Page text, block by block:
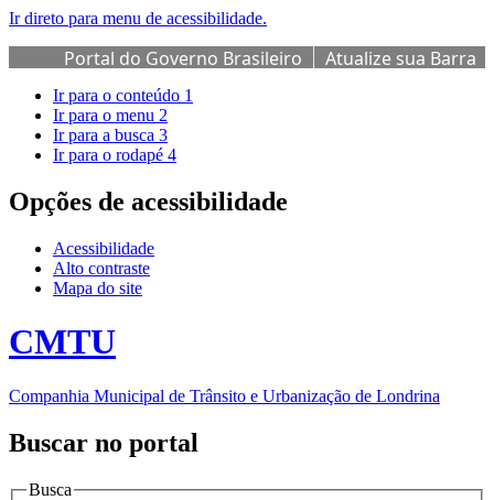
Ir direto para menu de acessibilidade.
Portal do Governo Brasileiro
Atualize sua Barra
de Governo
Ir para o conteúdo 1
Ir para o menu 2
Ir para a busca 3
Ir para o rodapé 4
Opções de acessibilidade
Acessibilidade
Alto contraste
Mapa do site
CMTU
Companhia Municipal de Trânsito e Urbanização de Londrina
Buscar no portal
Busca